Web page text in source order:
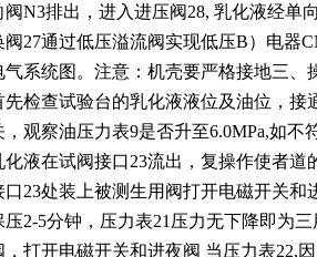
阀N3排出，进入进压阀28, 乳化液经单
阀27通过低压溢流阀实现低压B）电器
气系统图。注意：机壳要严格接地三
先检查试验台的乳化液液位及油位，
，观察油压力表9是否升至6.0MPa,如
化液在试阀接口23流出，复操作使者道
口23处装上被测生用阀打开电磁开关和
压2-5分钟，压力表21压力无下降即为
，打开电磁开关和进夜阀 当压力表22,